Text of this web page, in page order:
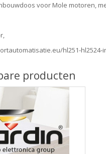
voor Mole motoren,
hl251-
producten